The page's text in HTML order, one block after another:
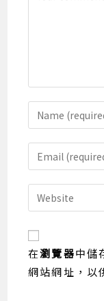
Enter
your
name
or
to
comment
Enter
your
email
address
Enter
your
URL
(optional)
在瀏覽器中儲
網站網址，以